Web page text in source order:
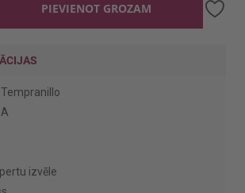
PIEVIENOT GROZAM
Tempranillo
izvēle